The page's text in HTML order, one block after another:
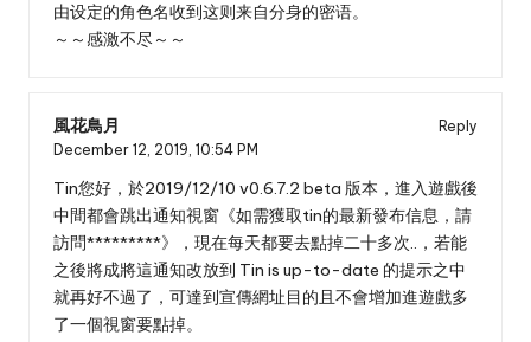
由设定的角色名收到这则来自分身的密语。
～～感激不尽～～
風花鳥月
Reply
December 12, 2019, 10:54 PM
Tin您好，於2019/12/10 v0.6.7.2 beta 版本，進入遊戲後
中間都會跳出通知視窗《如需獲取tin的最新發布信息，請
訪問*********》，現在每天都要去點掉二十多次..，若能
之後將成將這通知改放到 Tin is up-to-date 的提示之中
就再好不過了，可達到宣傳網址目的且不會增加進遊戲多
了一個視窗要點掉。